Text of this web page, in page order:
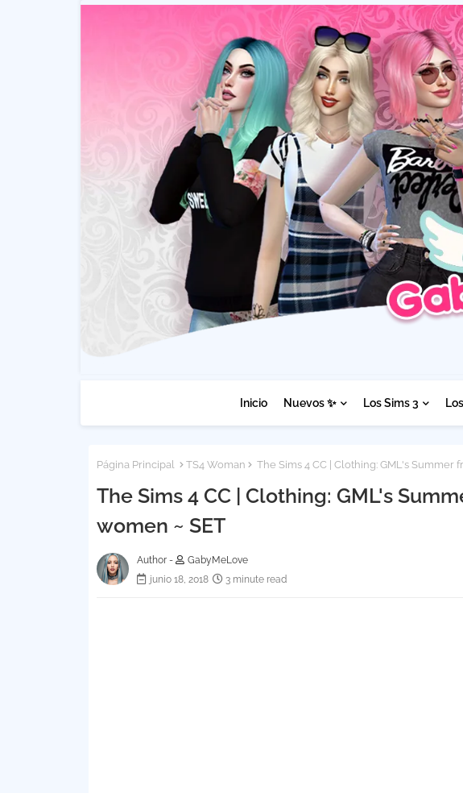
Inicio Nuevos ✨ Los Sims 3
Página Principal TS4 Woman The Sims 4 CC | Clothing: GML's Summer
The Sims 4 CC | Clothing: GML's
women ~ SET
Author -
GabyMeLove
junio 18, 2018
3 minute read